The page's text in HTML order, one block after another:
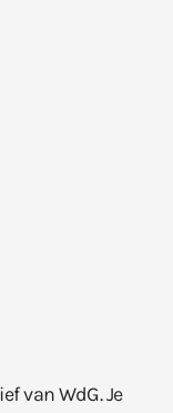
van WdG. Je